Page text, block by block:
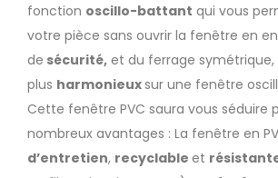
fonction oscillo-battant qui vous
votre pièce sans ouvrir la fenêtre en
de sécurité, et du ferrage symétrique,
plus harmonieuxsur une fenêtre
Cette fenêtre PVC saura vous séduire
nombreux avantages : La fenêtre en
d’entretien, recyclable et